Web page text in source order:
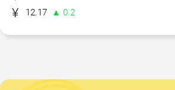
12.17
▲ 0.2